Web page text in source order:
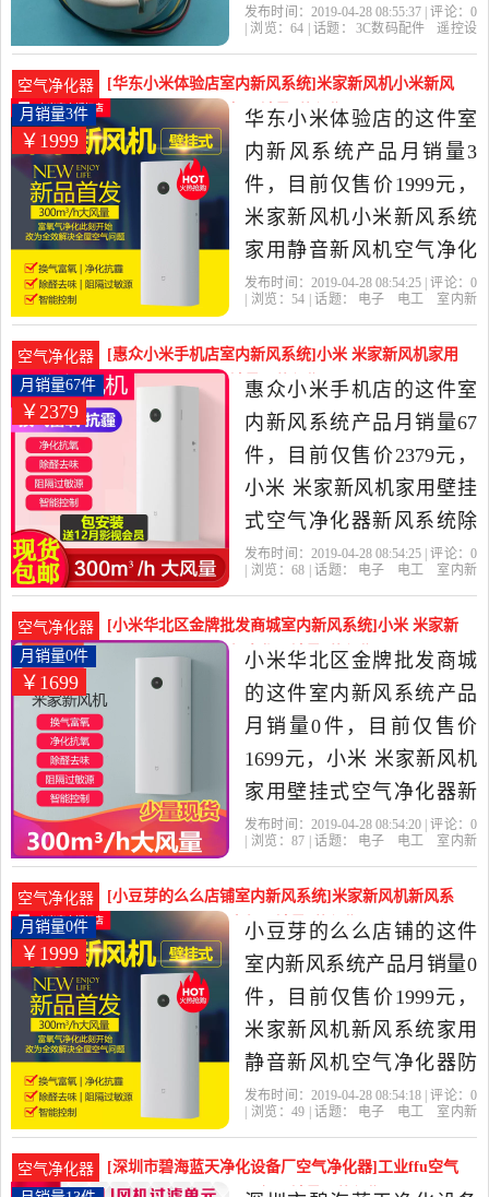
45ZHM DC310V45W是
中心精选3C数码配件当中
性价比很高的遥控设备，
由广东 深圳发货。
发布时间：2019-04-28 08:55:37 | 评论： 0
| 浏览：64 | 话题： 3C数码配件
遥控设
空气净化器
[华东小米体验店室内新风系统]米家新风机小米新风
系统家用静音新风机月销量3件仅售1999元
￥1999
月销量3件
华东小米体验店的这件室
内新风系统产品月销量3
件，目前仅售价1999元，
米家新风机小米新风系统
家用静音新风机空气净化
器防雾霾除甲醛是2019年
电工当中性价比很高的室
内新风系统，由浙江 杭州
发货。
发布时间：2019-04-28 08:54:25 | 评论： 0
| 浏览：54 | 话题： 电子 电工
室内新
空气净化器
[惠众小米手机店室内新风系统]小米 米家新风机家用
壁挂式空气净化月销量67件仅售2379元
￥2379
月销量67件
惠众小米手机店的这件室
内新风系统产品月销量67
件，目前仅售价2379元，
小米 米家新风机家用壁挂
式空气净化器新风系统除
雾霾甲醛 新品是2019年惠
工当中性价比很高的室内
新风系统，由北京发货。
发布时间：2019-04-28 08:54:25 | 评论： 0
| 浏览：68 | 话题： 电子 电工
室内新
空气净化器
[小米华北区金牌批发商城室内新风系统]小米 米家新
风机家用壁挂式空气净化月销量0件仅售1699元
￥1699
月销量0件
小米华北区金牌批发商城
的这件室内新风系统产品
月销量0件，目前仅售价
1699元，小米 米家新风机
家用壁挂式空气净化器新
风系统除雾霾甲醛是2019
城精选电子,电工当中性价
比很高的室内新风系统，
由北京发货。
发布时间：2019-04-28 08:54:20 | 评论： 0
| 浏览：87 | 话题： 电子 电工
室内新
空气净化器
[小豆芽的么么店铺室内新风系统]米家新风机新风系
统家用静音新风机空气月销量0件仅售1999元
￥1999
月销量0件
小豆芽的么么店铺的这件
室内新风系统产品月销量0
件，目前仅售价1999元，
米家新风机新风系统家用
静音新风机空气净化器防
雾霾除甲醛是2019年小豆
工当中性价比很高的室内
发布时间：2019-04-28 08:54:18 | 评论： 0
| 浏览：49 | 话题： 电子 电工
室内新
空气净化器
[深圳市碧海蓝天净化设备厂空气净化器]工业ffu空气